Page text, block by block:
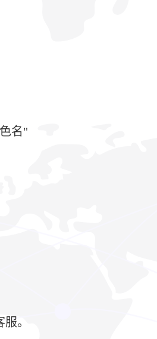
名"
。